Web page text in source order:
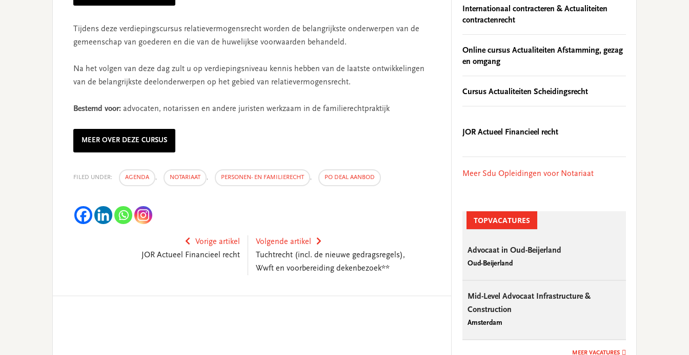
Tijdens deze verdiepingscursus relatievermogensrecht worden de belangrijkste onderwerpen van de
gemeenschap van goederen en die van de huwelijkse voorwaarden behandeld.
Na het volgen van deze dag zult u op verdiepingsniveau kennis hebben van de laatste ontwikkelingen
van de belangrijkste deelonderwerpen op het gebied van relatievermogensrecht.
Bestemd voor: advocaten, notarissen en andere juristen werkzaam in de familierechtpraktijk
MEER OVER DEZE CURSUS
FILED UNDER: AGENDA , NOTARIAAT , PERSONEN- EN FAMILIERECHT , PO DEAL AANBOD
Vorige artikel
JOR Actueel Financieel recht
Volgende artikel
Tuchtrecht (incl. de nieuwe gedragsregels),
Wwft en voorbereiding dekenbezoek**
Internationaal contracteren & Actualiteiten
contractenrecht
Online cursus Actualiteiten Afstamming, gezag
en omgang
Cursus Actualiteiten Scheidingsrecht
JOR Actueel Financieel recht
Meer Sdu Opleidingen voor Notariaat
TOPVACATURES
Advocaat in Oud-Beijerland
Oud-Beijerland
Mid-Level Advocaat Infrastructure &
Construction
Amsterdam
MEER VACATURES